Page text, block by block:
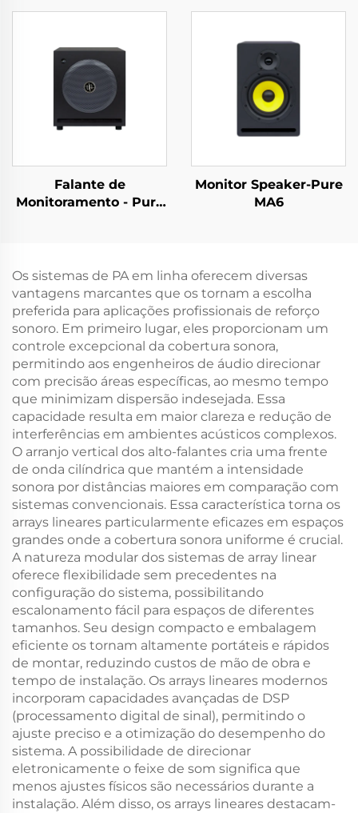
Falante de
Monitoramento - Pure
Monitor Speaker-Pure
MA6
Os sistemas de PA em linha oferecem diversas
vantagens marcantes que os tornam a escolha
preferida para aplicações profissionais de reforço
sonoro. Em primeiro lugar, eles proporcionam um
controle excepcional da cobertura sonora,
permitindo aos engenheiros de áudio direcionar
com precisão áreas específicas, ao mesmo tempo
que minimizam dispersão indesejada. Essa
capacidade resulta em maior clareza e redução de
interferências em ambientes acústicos complexos.
O arranjo vertical dos alto-falantes cria uma frente
de onda cilíndrica que mantém a intensidade
sonora por distâncias maiores em comparação com
sistemas convencionais. Essa característica torna os
arrays lineares particularmente eficazes em espaços
grandes onde a cobertura sonora uniforme é crucial.
A natureza modular dos sistemas de array linear
oferece flexibilidade sem precedentes na
configuração do sistema, possibilitando
escalonamento fácil para espaços de diferentes
tamanhos. Seu design compacto e embalagem
eficiente os tornam altamente portáteis e rápidos
de montar, reduzindo custos de mão de obra e
tempo de instalação. Os arrays lineares modernos
incorporam capacidades avançadas de DSP
(processamento digital de sinal), permitindo o
ajuste preciso e a otimização do desempenho do
sistema. A possibilidade de direcionar
eletronicamente o feixe de som significa que
menos ajustes físicos são necessários durante a
instalação. Além disso, os arrays lineares destacam-